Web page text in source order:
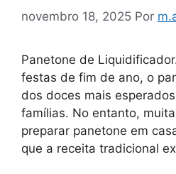
novembro 18, 2025 Por
Panetone de
festas de fim de ano, o
dos doces mais
famílias. No entanto,
preparar panetone em
que a receita tradicional